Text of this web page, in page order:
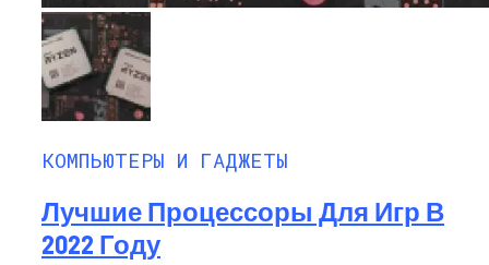
КОМПЬЮТЕРЫ И ГАДЖЕТЫ
Лучшие Процессоры Для Игр В
2022 Году